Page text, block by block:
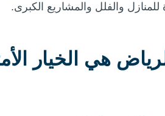
والفلل والمشاريع الكبرى.
هي الخيار